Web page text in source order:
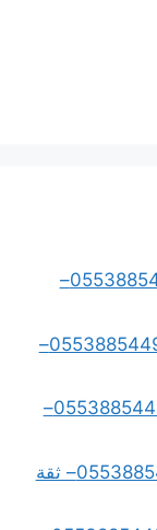
0553885449–
0553885449–
0553885449–
0553885449– ثقة